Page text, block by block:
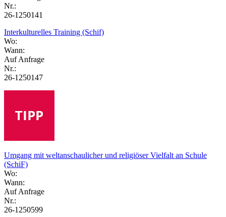
Nr.:
26-1250141
Interkulturelles Training (Schif)
Wo:
Wann:
Auf Anfrage
Nr.:
26-1250147
Umgang mit weltanschaulicher und religiöser Vielfalt an Schule
(SchiF)
Wo:
Wann:
Auf Anfrage
Nr.:
26-1250599